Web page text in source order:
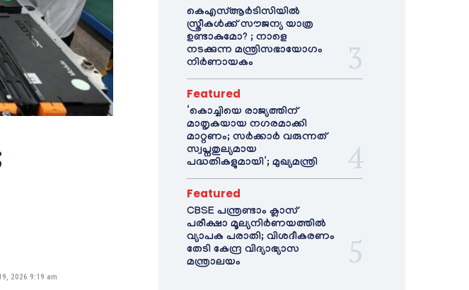
2026 9:19 am
കെഎസ്ആർടിസിയിൽ
സ്ത്രീകൾക്ക് സൗജന്യ യാത്ര
ഉണ്ടാകുമോ? ; നാളെ
നടക്കുന്ന മന്ത്രിസഭായോഗം
നിർണായകം
Featured
‘കൊച്ചിയെ രാജ്യത്തിന്
മാതൃകയായ നഗരമാക്കി
മാറ്റണം; സർക്കാർ വരുന്നത്
സ്വപ്നതുല്യമായ
പദ്ധതികളുമായി’; മുഖ്യമന്ത്രി
Featured
CBSE പന്ത്രണ്ടാം ക്ലാസ്
പരീക്ഷാ മൂല്യനിർണയത്തിൽ
വ്യാപക പരാതി; വിശദീകരണം
തേടി കേന്ദ്ര വിദ്യാഭ്യാസ
മന്ത്രാലയം